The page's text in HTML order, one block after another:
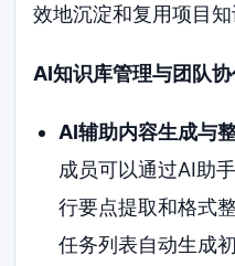
效地沉淀和复用项目知
AI知识库管理与团队
AI辅助内容生成与
成员可以通过AI助
行要点提取和格式
任务列表自动生成